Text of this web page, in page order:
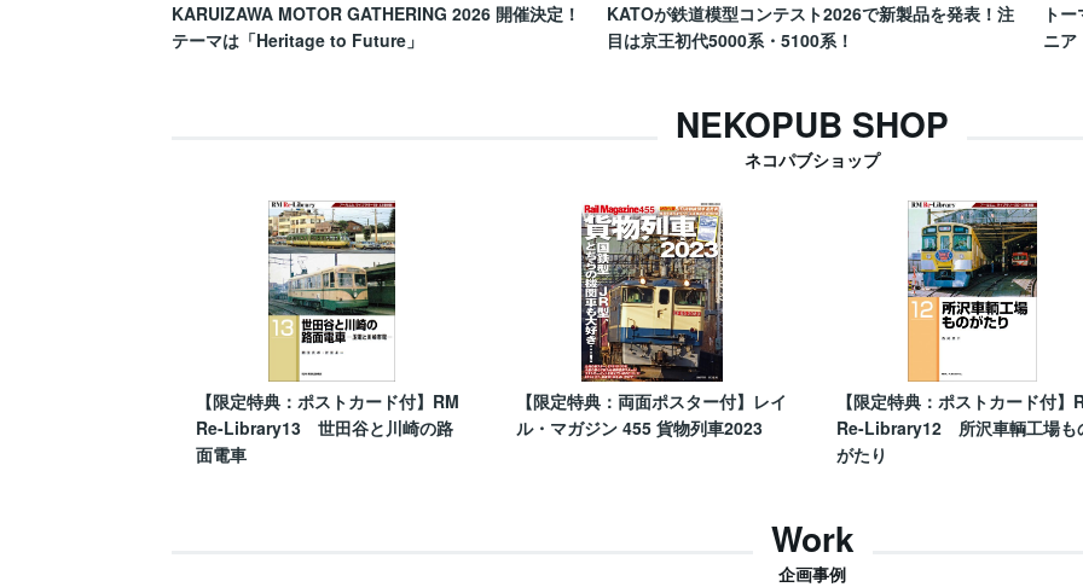
KARUIZAWA MOTOR GATHERING 2026 開催決定！
テーマは「Heritage to Future」
KATOが鉄道模型コンテスト2026で新製品を発表！注
目は京王初代5000系・5100系！
ト
ニア
NEKOPUB SHOP
ネコパブショップ
【限定特典：ポストカード付】RM
Re-Library13 世田谷と川崎の路
面電車
【限定特典：両面ポスター付】レイ
ル・マガジン 455 貨物列車2023
【限定特典：ポストカード付】
Re-Library12 所沢車輌工場も
がたり
Work
企画事例